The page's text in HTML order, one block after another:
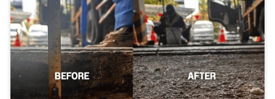
เป็นวัสดุฉนวนกันความร้อน